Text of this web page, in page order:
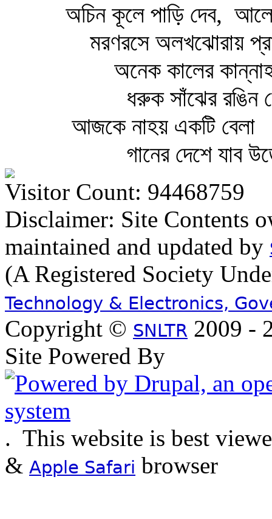
অচিন কূলে পাড়ি দেব,
মরণরসে অলখঝোরায়
অনেক কালের
ধরুক সাঁঝের রঙিন
আজকে নাহয় একটি বেলা
গানের দেশে যাব
Visitor Count: 94468759
Disclaimer: Site Contents
maintained and updated by
(A Registered Society
Technology & Electronics,
Copyright © SNLTR 2009 -
Site Powered By
. This website is best
& Apple Safari browser